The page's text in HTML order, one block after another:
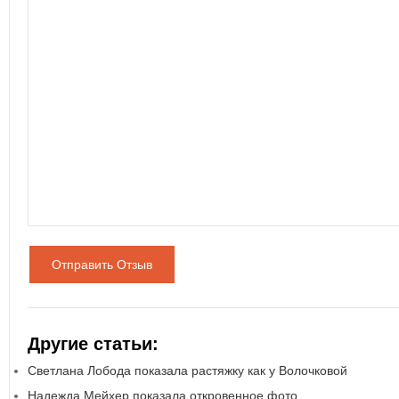
Отправить Отзыв
Другие статьи:
Светлана Лобода показала растяжку как у Волочковой
Надежда Мейхер показала откровенное фото